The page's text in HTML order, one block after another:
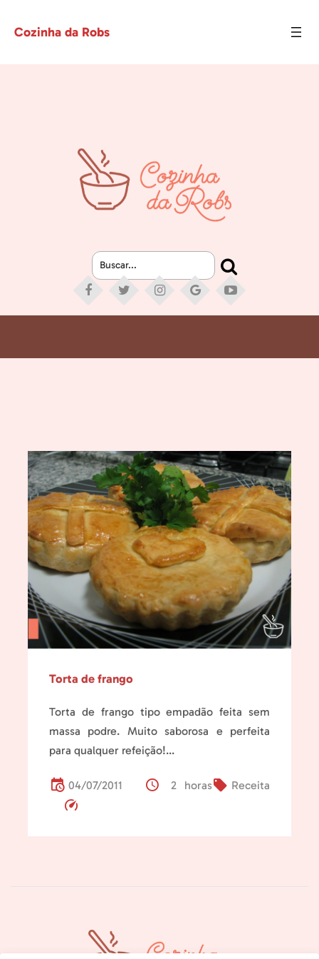
Cozinha da Robs
Buscar...
Torta de frango
Torta de frango tipo empadão feita sem
massa podre. Muito saborosa e perfeita
para qualquer refeição!...
04/07/2011 Receita
2 horas